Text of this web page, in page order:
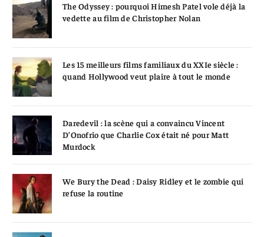
The Odyssey : pourquoi Himesh Patel vole déjà la
vedette au film de Christopher Nolan
Les 15 meilleurs films familiaux du XXIe siècle :
quand Hollywood veut plaire à tout le monde
Daredevil : la scène qui a convaincu Vincent
D’Onofrio que Charlie Cox était né pour Matt
Murdock
We Bury the Dead : Daisy Ridley et le zombie qui
refuse la routine